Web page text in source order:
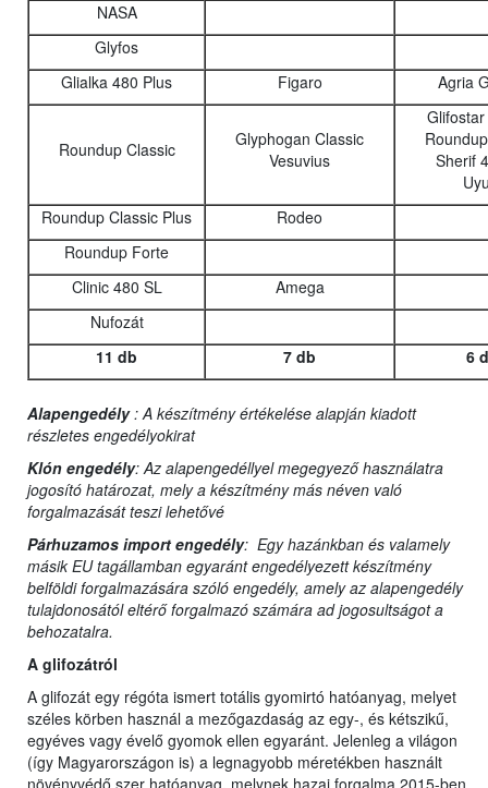
NASA
Glyfos
Glialka 480 Plus
Figaro Agria
Roundup Classic
Glyphogan Classic
Vesuvius
Sherif
Roundup Classic Plus
Rodeo
Roundup Forte
Clinic 480 SL
Amega
Nufozát
11 db
7 db 6
Alapengedély: A készítmény értékelése alapján kiadott
részletes engedélyokirat
Klón engedély: Az alapengedéllyel megegyező használatra
jogosító határozat, mely a készítmény más néven való
forgalmazását teszi lehetővé
Párhuzamos import engedély: Egy hazánkban és valamely
másik EU tagállamban egyaránt engedélyezett készítmény
belföldi forgalmazására szóló engedély, amely az alapengedély
tulajdonosától eltérő forgalmazó számára ad jogosultságot a
behozatalra.
A glifozátról
A glifozát egy régóta ismert totális gyomirtó hatóanyag, melyet
széles körben használ a mezőgazdaság az egy-, és kétszikű,
egyéves vagy évelő gyomok ellen egyaránt. Jelenleg a világon
(így Magyarországon is) a legnagyobb méretékben használt